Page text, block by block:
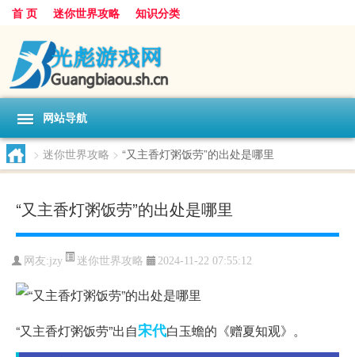
首 页 迷你世界攻略 知识分类
网站导航
> 迷你世界攻略 > “又主香灯粥饭劳”的出处是哪里
“又主香灯粥饭劳”的出处是哪里
网友:jzy 迷你世界攻略 2024-11-22 07:55:12
“又主香灯粥饭劳”出自宋代白玉蟾的《赠夏知观》。